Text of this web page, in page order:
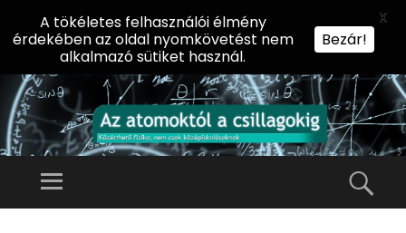
AZ
Előadássorozat
Menü
A tökéletes felhasználói élmény
érdekében az oldal nyomkövetést nem
alkalmazó sütiket használ.
Bezár!
X